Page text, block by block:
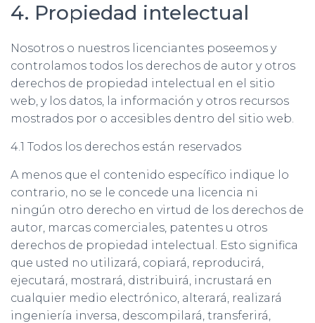
4. Propiedad intelectual
Nosotros o nuestros licenciantes poseemos y
controlamos todos los derechos de autor y otros
derechos de propiedad intelectual en el sitio
web, y los datos, la información y otros recursos
mostrados por o accesibles dentro del sitio web.
4.1 Todos los derechos están reservados
A menos que el contenido específico indique lo
contrario, no se le concede una licencia ni
ningún otro derecho en virtud de los derechos de
autor, marcas comerciales, patentes u otros
derechos de propiedad intelectual. Esto significa
que usted no utilizará, copiará, reproducirá,
ejecutará, mostrará, distribuirá, incrustará en
cualquier medio electrónico, alterará, realizará
ingeniería inversa, descompilará, transferirá,